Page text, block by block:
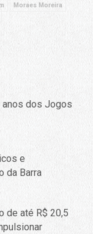
Moraes Moreira
anos dos Jogos
e
da Barra
de até R$ 20,5